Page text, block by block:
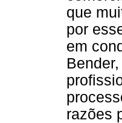
que
por
em
razões